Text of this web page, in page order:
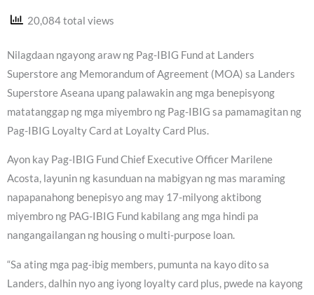
20,084 total views
Nilagdaan ngayong araw ng Pag-IBIG Fund at Landers
Superstore ang Memorandum of Agreement (MOA) sa Landers
Superstore Aseana upang palawakin ang mga benepisyong
matatanggap ng mga miyembro ng Pag-IBIG sa pamamagitan ng
Pag-IBIG Loyalty Card at Loyalty Card Plus.
Ayon kay Pag-IBIG Fund Chief Executive Officer Marilene
Acosta, layunin ng kasunduan na mabigyan ng mas maraming
napapanahong benepisyo ang may 17-milyong aktibong
miyembro ng PAG-IBIG Fund kabilang ang mga hindi pa
nangangailangan ng housing o multi-purpose loan.
“Sa ating mga pag-ibig members, pumunta na kayo dito sa
Landers, dalhin nyo ang iyong loyalty card plus, pwede na kayong